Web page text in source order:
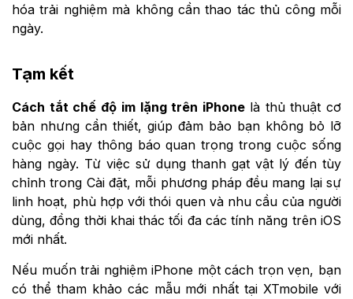
hóa trải nghiệm mà không cần thao tác thủ công mỗi
ngày.
Tạm kết
Cách tắt chế độ im lặng trên iPhone là thủ thuật cơ
bản nhưng cần thiết, giúp đảm bảo bạn không bỏ lỡ
cuộc gọi hay thông báo quan trọng trong cuộc sống
hàng ngày. Từ việc sử dụng thanh gạt vật lý đến tùy
chỉnh trong Cài đặt, mỗi phương pháp đều mang lại sự
linh hoạt, phù hợp với thói quen và nhu cầu của người
dùng, đồng thời khai thác tối đa các tính năng trên iOS
mới nhất.
Nếu muốn trải nghiệm iPhone một cách trọn vẹn, bạn
có thể tham khảo các mẫu mới nhất tại XTmobile với